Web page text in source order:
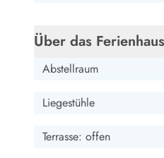
Über das
Abstellraum
Liegestühle
Terrasse: offen